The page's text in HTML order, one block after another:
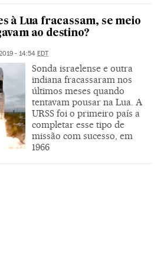
à Lua fracassam, se meio
ao destino?
- 14:54 EDT
Sonda israelense e outra
indiana fracassaram nos
últimos meses quando
tentavam pousar na Lua. A
URSS foi o primeiro país a
completar esse tipo de
missão com sucesso, em
1966